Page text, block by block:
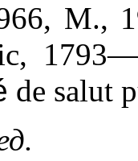
М.,
de salut